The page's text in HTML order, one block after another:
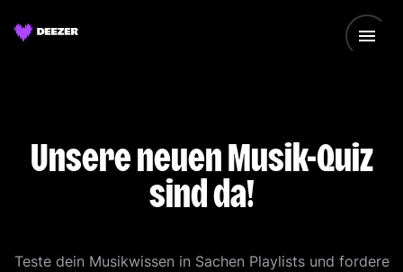
Unsere neuen Musik-Quiz
sind da!
Teste dein Musikwissen in Sachen Playlists und fordere